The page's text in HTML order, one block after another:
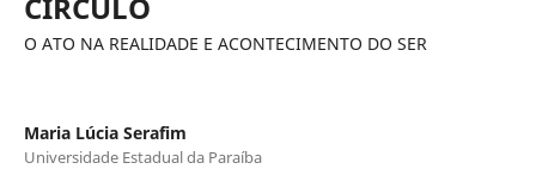
O ATO NA REALIDADE E ACONTECIMENTO DO SER
Maria Lúcia Serafim
Universidade Estadual da Paraíba